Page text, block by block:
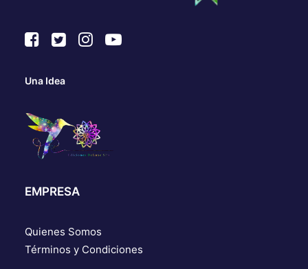
Una Idea
EMPRESA
Quienes Somos
Términos y Condiciones